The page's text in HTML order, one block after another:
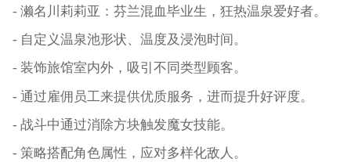
- 濑名川莉莉亚：芬兰混血毕业生，狂热温泉爱好者。
- 自定义温泉池形状、温度及浸泡时间。
- 装饰旅馆室内外，吸引不同类型顾客。
- 通过雇佣员工来提供优质服务，进而提升好评度。
- 战斗中通过消除方块触发魔女技能。
- 策略搭配角色属性，应对多样化敌人。